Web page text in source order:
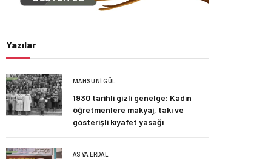
Yazılar
MAHSUNI GÜL
1930 tarihli gizli genelge: Kadın
öğretmenlere makyaj, takı ve
gösterişli kıyafet yasağı
ASYA ERDAL